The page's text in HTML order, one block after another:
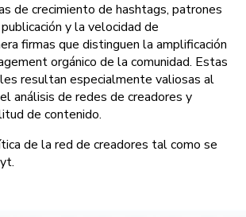
de crecimiento de hashtags, patrones
y la velocidad de
firmas que distinguen la amplificación
orgánico de la comunidad. Estas
resultan especialmente valiosas al
análisis de redes de creadores y
de contenido.
de la red de creadores tal como se